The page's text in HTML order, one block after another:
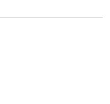
に移動します。